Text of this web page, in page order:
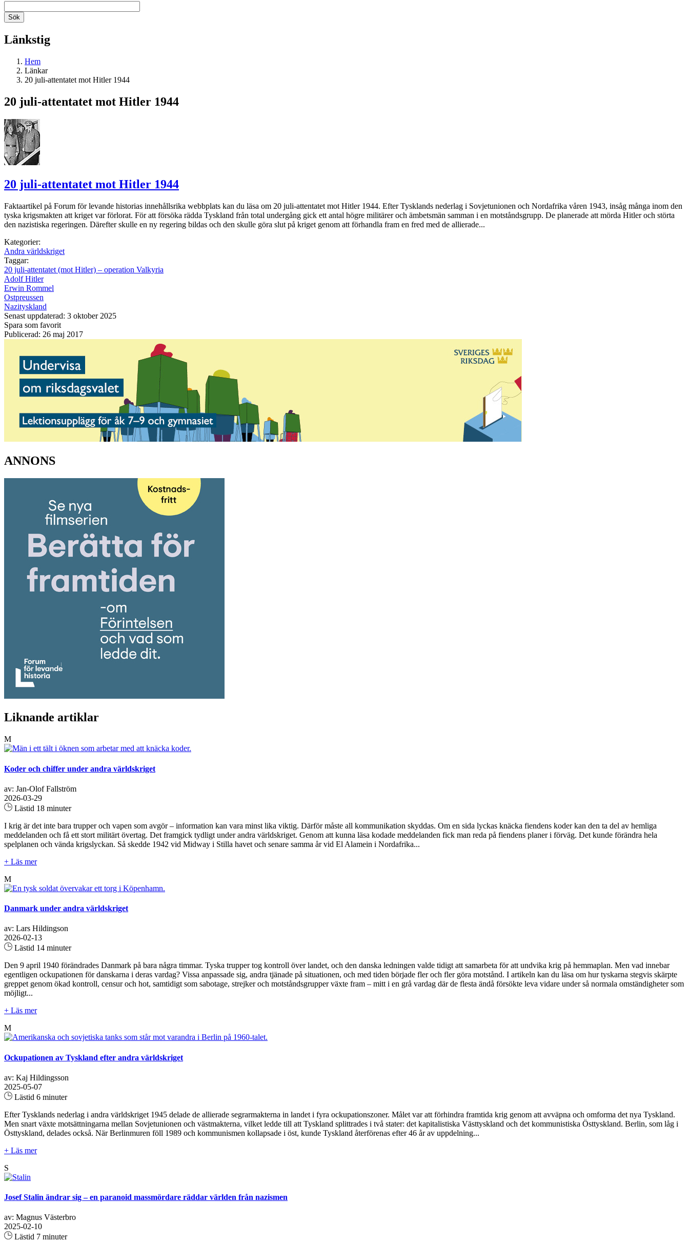
Länkstig
Hem
Länkar
20 juli-attentatet mot Hitler 1944
20 juli-attentatet mot Hitler 1944
20 juli-attentatet mot Hitler 1944
Faktaartikel på Forum för levande historias innehållsrika webbplats kan du läsa om 20 juli-attentatet mot Hitler 1944. Efter Tysklands nederlag i Sovjetunionen och Nordafrika våren 1943, insåg många inom den
tyska krigsmakten att kriget var förlorat. För att försöka rädda Tyskland från total undergång gick ett antal högre militärer och ämbetsmän samman i en motståndsgrupp. De planerade att mörda Hitler och störta
den nazistiska regeringen. Därefter skulle en ny regering bildas och den skulle göra slut på kriget genom att förhandla fram en fred med de allierade...
Kategorier:
Andra världskriget
Taggar:
20 juli-attentatet (mot Hitler) – operation Valkyria
Adolf Hitler
Erwin Rommel
Ostpreussen
Nazityskland
Senast uppdaterad: 3 oktober 2025
Spara som favorit
Publicerad: 26 maj 2017
ANNONS
Liknande artiklar
M
Koder och chiffer under andra världskriget
av: Jan-Olof Fallström
2026-03-29
Lästid 18 minuter
I krig är det inte bara trupper och vapen som avgör – information kan vara minst lika viktig. Därför måste all kommunikation skyddas. Om en sida lyckas knäcka fiendens koder kan den ta del av hemliga
meddelanden och få ett stort militärt övertag. Det framgick tydligt under andra världskriget. Genom att kunna läsa kodade meddelanden fick man reda på fiendens planer i förväg. Det kunde förändra hela
spelplanen och vända krigslyckan. Så skedde 1942 vid Midway i Stilla havet och senare samma år vid El Alamein i Nordafrika...
+ Läs mer
M
Danmark under andra världskriget
av: Lars Hildingson
2026-02-13
Lästid 14 minuter
Den 9 april 1940 förändrades Danmark på bara några timmar. Tyska trupper tog kontroll över landet, och den danska ledningen valde tidigt att samarbeta för att undvika krig på hemmaplan. Men vad innebar
egentligen ockupationen för danskarna i deras vardag? Vissa anpassade sig, andra tjänade på situationen, och med tiden började fler och fler göra motstånd. I artikeln kan du läsa om hur tyskarna stegvis skärpte
greppet genom ökad kontroll, censur och hot, samtidigt som sabotage, strejker och motståndsgrupper växte fram – mitt i en grå vardag där de flesta ändå försökte leva vidare under så normala omständigheter som
möjligt...
+ Läs mer
M
Ockupationen av Tyskland efter andra världskriget
av: Kaj Hildingsson
2025-05-07
Lästid 6 minuter
Efter Tysklands nederlag i andra världskriget 1945 delade de allierade segrarmakterna in landet i fyra ockupationszoner. Målet var att förhindra framtida krig genom att avväpna och omforma det nya Tyskland.
Men snart växte motsättningarna mellan Sovjetunionen och västmakterna, vilket ledde till att Tyskland splittrades i två stater: det kapitalistiska Västtyskland och det kommunistiska Östtyskland. Berlin, som låg i
Östtyskland, delades också. När Berlinmuren föll 1989 och kommunismen kollapsade i öst, kunde Tyskland återförenas efter 46 år av uppdelning...
+ Läs mer
S
Josef Stalin ändrar sig – en paranoid massmördare räddar världen från nazismen
av: Magnus Västerbro
2025-02-10
Lästid 7 minuter